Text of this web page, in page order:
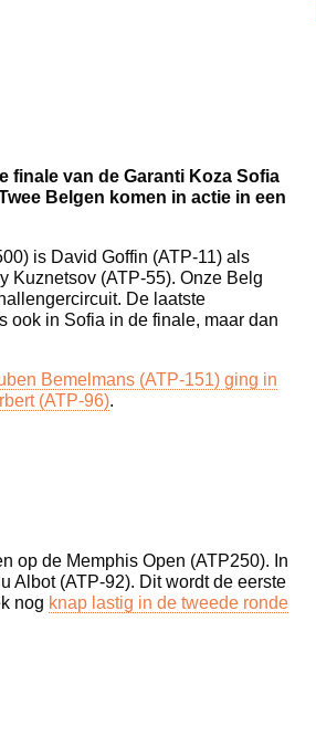
finale van de Garanti Koza Sofia
Belgen komen in actie in een
is David Goffin (ATP-11) als
Kuznetsov (ATP-55). Onze Belg
De laatste
ook in Sofia in de finale, maar dan
Bemelmans (ATP-151) ging in
(ATP-96).
op de Memphis Open (ATP250). In
Albot (ATP-92). Dit wordt de eerste
nog knap lastig in de tweede ronde